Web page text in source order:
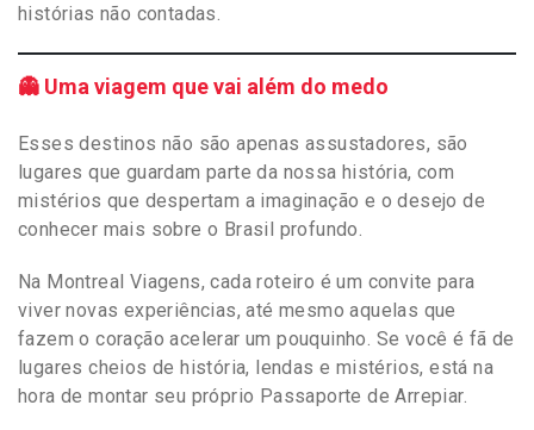
histórias não contadas.
👻 Uma viagem que vai além do medo
Esses destinos não são apenas assustadores, são
lugares que guardam parte da nossa história, com
mistérios que despertam a imaginação e o desejo de
conhecer mais sobre o Brasil profundo.
Na Montreal Viagens, cada roteiro é um convite para
viver novas experiências, até mesmo aquelas que
fazem o coração acelerar um pouquinho. Se você é fã de
lugares cheios de história, lendas e mistérios, está na
hora de montar seu próprio Passaporte de Arrepiar.